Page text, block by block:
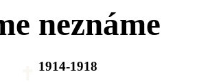
neznáme
1914-1918